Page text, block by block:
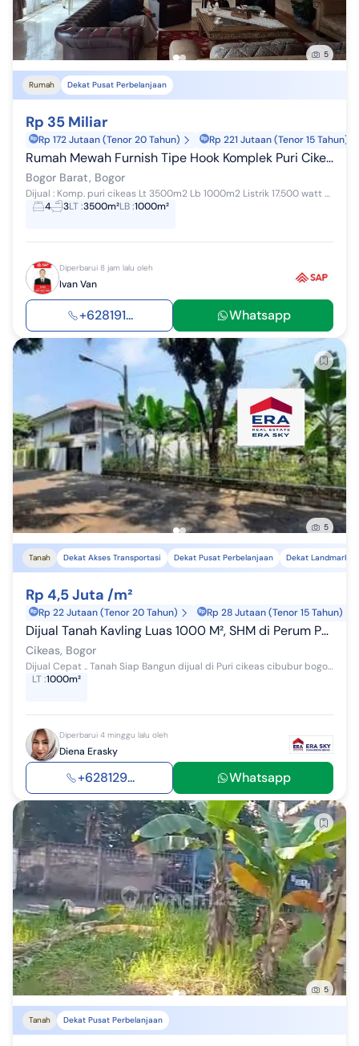
5
Rumah Dekat Pusat Perbelanjaan
Rp 35 Miliar
Rp 172 Jutaan (Tenor 20 Tahun) Rp 221 Jutaan (Tenor 15 Tahun)
Rumah Mewah Furnish Tipe Hook Komplek Puri Cikeas
Bogor Barat, Bogor
Dijual : Komp. puri cikeas Lt 3500m2 Lb 1000m2 Listrik 17.500 watt Ktdr 4 Km 3 Air jetpump Shm Hoek Furnish sebagian yang nempel Harga : 35m nego
4
3LT:3500m²LB:1000m²
Diperbarui 8 jam lalu oleh
Ivan Van
+628191... Whatsapp
5
Tanah Dekat Akses Transportasi Dekat Pusat Perbelanjaan Dekat Landmark
Rp 4,5 Juta /m²
Rp 22 Jutaan (Tenor 20 Tahun) Rp 28 Jutaan (Tenor 15 Tahun)
Dijual Tanah Kavling Luas 1000 M², SHM di Perum Puri Cikeas
Cikeas, Bogor
Dijual Cepat .. Tanah Siap Bangun dijual di Puri cikeas cibubur bogor Detail: Luas tanah 1000 m² Shm Bentuk tanah kotak Hadap timur Lingkungan ...
LT:1000m²
Diperbarui 4 minggu lalu oleh
Diena Erasky
+628129... Whatsapp
5
Tanah Dekat Pusat Perbelanjaan